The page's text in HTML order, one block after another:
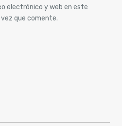
electrónico y web en este
que comente.